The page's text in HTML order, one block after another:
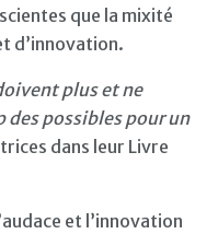
que la mixité
d’innovation.
plus et ne
possibles pour un
dans leur Livre
et l’innovation